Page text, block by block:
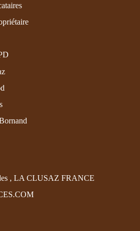
, LA CLUSAZ FRANCE